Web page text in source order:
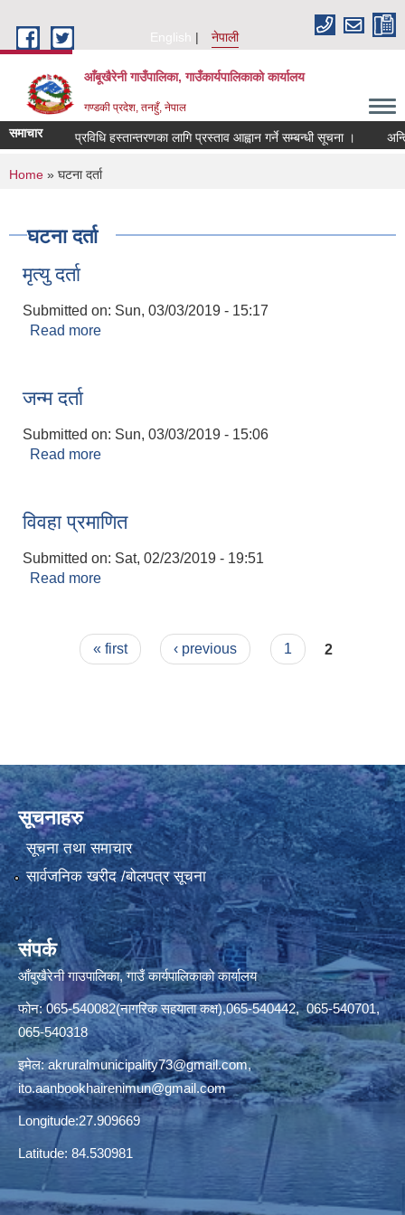
English
नेपाली
आँबूखैरेनी गाउँपालिका, गाउँकार्यपालिकाकाे कार्यालय
गण्डकी प्रदेश, तनहुँ, नेपाल
समाचार प्रविधि हस्तान्तरणका लागि प्रस्ताव आह्वान गर्ने सम्बन्धी सूचना ।
You are here
Home » घटना दर्ता
घटना दर्ता
मृत्यु दर्ता
Submitted on: Sun, 03/03/2019 - 15:17
Read more
जन्म दर्ता
Submitted on: Sun, 03/03/2019 - 15:06
Read more
विवहा प्रमाणित
Submitted on: Sat, 02/23/2019 - 19:51
Read more
Pages« first ‹ previous 1 2
सूचनाहरु
सूचना तथा समाचार
सार्वजनिक खरीद /बोलपत्र सूचना
संपर्क
आँबुखैरेनी गाउपालिका, गाउँ कार्यपालिकाको कार्यालय
फोन: 065-540082(नागरिक सहयाता कक्ष),065-540442, 065-540701,
065-540318
इमेल:akruralmunicipality73@gmail.com,
ito.aanbookhairenimun@gmail.com
Longitude:27.909669
Latitude: 84.530981